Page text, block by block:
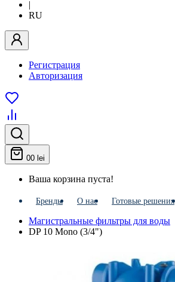
|
RU
Регистрация
Авторизация
00 lei
Ваша корзина пуста!
Бренды О нас Готовые решения
Магистральные фильтры для воды
DP 10 Mono (3/4")